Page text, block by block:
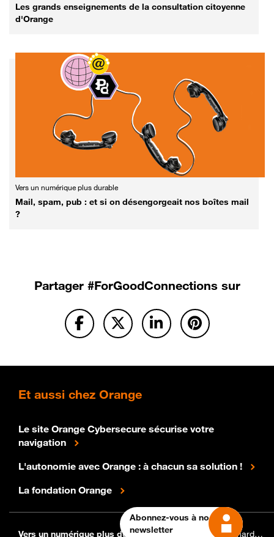
Les grands enseignements de la consultation citoyenne
d'Orange
Vers un numérique plus durable
Mail, spam, pub : et si on désengorgeait nos boîtes mail
?
Partager#ForGoodConnections sur
Et aussi chez Orange
Le site Orange Cybersecure sécurise votre
navigation
L'autonomie avec Orange : à chacun sa solution !
La fondation Orange
For Good Connections pour bien vivre le digital
Vers un numérique plus durable La box : quand le hardware se veut plus responsable
Abonnez-vous à notre
newsletter